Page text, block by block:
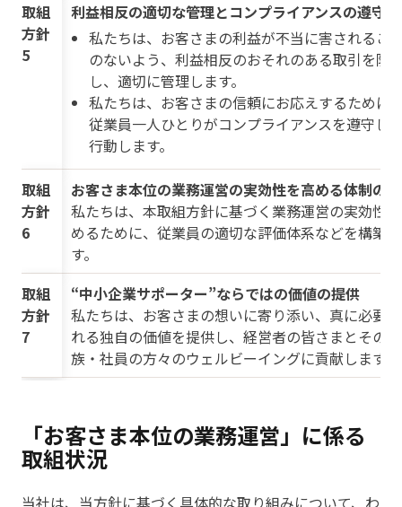
取組
方針
5
利益相反の適切な管理とコンプライアンスの遵守
私たちは、お客さまの利益が不当に害されるこ
のないよう、利益相反のおそれのある取引を防
し、適切に管理します。
私たちは、お客さまの信頼にお応えするために
従業員一人ひとりがコンプライアンスを遵守し
行動します。
取組
方針
6
お客さま本位の業務運営の実効性を高める体制の
私たちは、本取組方針に基づく業務運営の実効性
めるために、従業員の適切な評価体系などを構築
す。
取組
方針
7
“中小企業サポーター”ならではの価値の提供
私たちは、お客さまの想いに寄り添い、真に必要
れる独自の価値を提供し、経営者の皆さまとその
族・社員の方々のウェルビーイングに貢献します。
「お客さま本位の業務運営」に係る
取組状況
当社は、当方針に基づく具体的な取り組みについて、わ